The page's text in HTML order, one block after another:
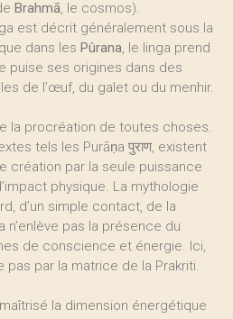
Brahmā, le cosmos).
est décrit généralement sous la
dans les Pûrana, le linga prend
puise ses origines dans des
de l’œuf, du galet ou du menhir.
la procréation de toutes choses.
tels les Purāṇa पुराण, existent
création par la seule puissance
physique. La mythologie
d’un simple contact, de la
n’enlève pas la présence du
de conscience et énergie. Ici,
pas par la matrice de la Prakriti.
la dimension énergétique